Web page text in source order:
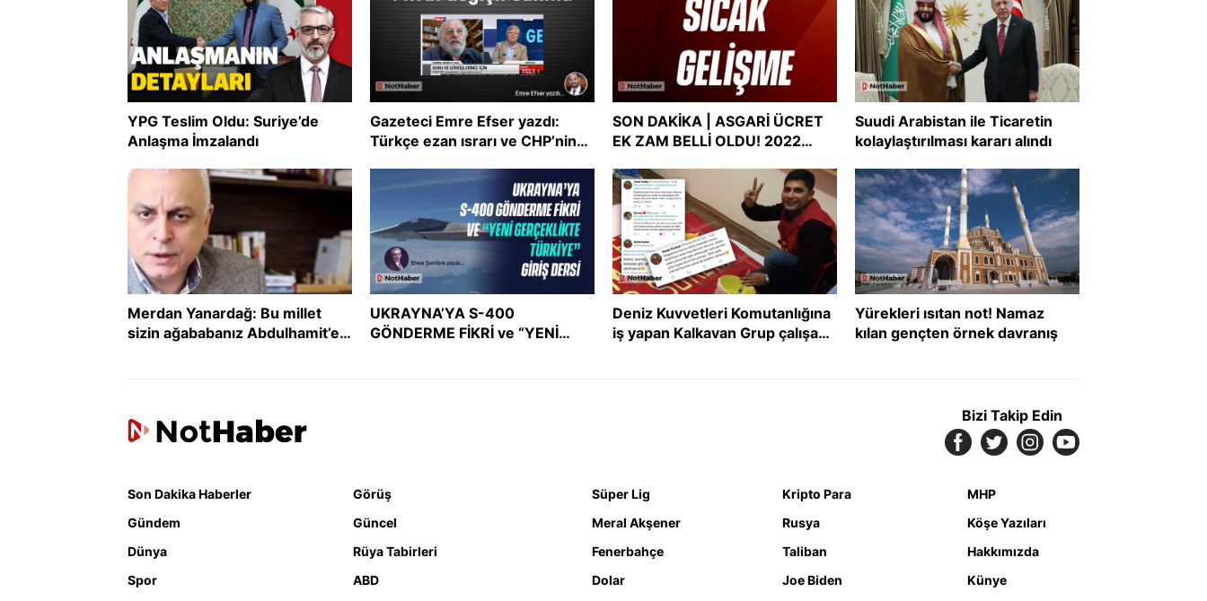
YPG Teslim Oldu: Suriye’de
Anlaşma İmzalandı
Gazeteci Emre Efser yazdı:
Türkçe ezan ısrarı ve CHP’nin
SON DAKİKA | ASGARİ ÜCRET
EK ZAM BELLİ OLDU! 2022
Asgari ücret zammı
Suudi Arabistan ile Ticaretin
kolaylaştırılması kararı alındı
Merdan Yanardağ: Bu millet
sizin ağababanız Abdulhamit’e
UKRAYNA’YA S-400
GÖNDERME FİKRİ ve “YENİ
Deniz Kuvvetleri Komutanlığına
iş yapan Kalkavan Grup çalışanı
Yürekleri ısıtan not! Namaz
kılan gençten örnek davranış
Bizi Takip Edin
Son Dakika Haberler
Gündem
Dünya
Spor
Görüş
Güncel
Rüya Tabirleri
ABD
Süper Lig
Meral Akşener
Fenerbahçe
Dolar
Kripto Para
Rusya
Taliban
Joe Biden
MHP
Köşe Yazıları
Hakkımızda
Künye